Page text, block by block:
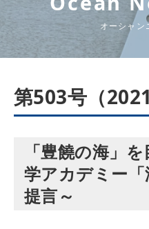
オーシャン
第503号（
「豊饒の海」
学アカデミー「
提言～